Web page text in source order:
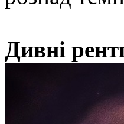
Дивні